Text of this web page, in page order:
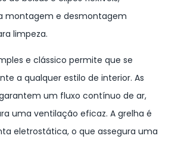
montagem e desmontagem
limpeza.
e clássico permite que se
a qualquer estilo de interior. As
um fluxo contínuo de ar,
uma ventilação eficaz. A grelha é
eletrostática, o que assegura uma